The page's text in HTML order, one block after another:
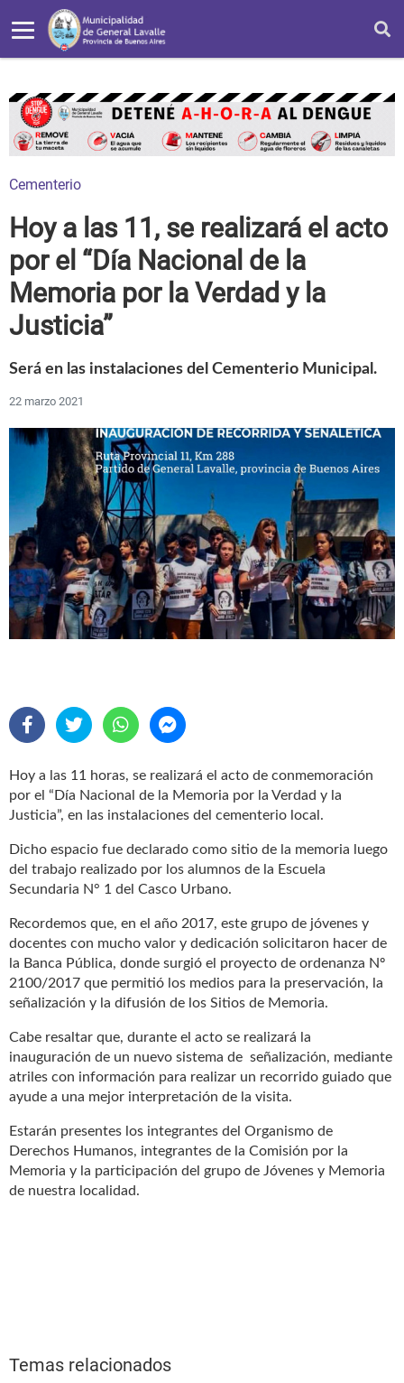
Cementerio
Hoy a las 11, se realizará el acto
por el “Día Nacional de la
Memoria por la Verdad y la
Justicia”
Será en las instalaciones del Cementerio Municipal.
22 marzo 2021
Hoy a las 11 horas, se realizará el acto de conmemoración
por el “Día Nacional de la Memoria por la Verdad y la
Justicia”, en las instalaciones del cementerio local.
Dicho espacio fue declarado como sitio de la memoria luego
del trabajo realizado por los alumnos de la Escuela
Secundaria N° 1 del Casco Urbano.
Recordemos que, en el año 2017, este grupo de jóvenes y
docentes con mucho valor y dedicación solicitaron hacer de
la Banca Pública, donde surgió el proyecto de ordenanza Nº
2100/2017 que permitió los medios para la preservación, la
señalización y la difusión de los Sitios de Memoria.
Cabe resaltar que, durante el acto se realizará la
inauguración de un nuevo sistema de señalización, mediante
atriles con información para realizar un recorrido guiado que
ayude a una mejor interpretación de la visita.
Estarán presentes los integrantes del Organismo de
Derechos Humanos, integrantes de la Comisión por la
Memoria y la participación del grupo de Jóvenes y Memoria
de nuestra localidad.
Temas relacionados